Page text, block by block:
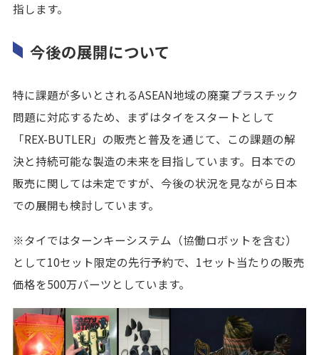
指します。
今後の展開について
特に課題が多いとされるASEAN地域の廃棄プラスチック
問題に対応するため、まずはタイをスタートとして
「REX-BUTLER」の販売と普及を通じて、この課題の解
決と持続可能な製造の未来を目指しています。日本での
販売に関しては未定ですが、今後の状況を見ながら日本
での展開も検討しています。
※タイではターンキーシステム（協働ロボットを含む）
として10セット限定の先行予約で、1セット当たりの販売
価格を500万バーツとしています。